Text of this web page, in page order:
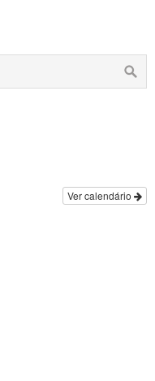
Ver calendário